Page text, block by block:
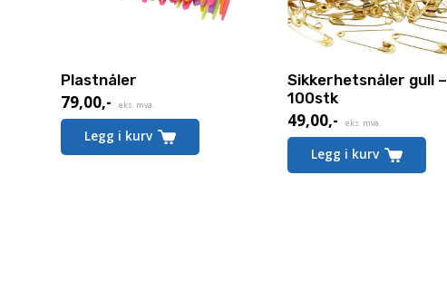
Plastnåler
79,00,- eks. mva.
Legg i kurv
Sikkerhetsnåler gull –
100stk
49,00,- eks. mva.
Legg i kurv